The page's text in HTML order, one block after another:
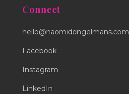
Connect
hello@naomidongelmans.com
Facebook
Instagram
LinkedIn